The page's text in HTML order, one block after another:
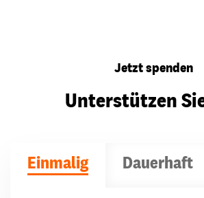
Jetzt spenden
Unterstützen
Einmalig Dauerhaft